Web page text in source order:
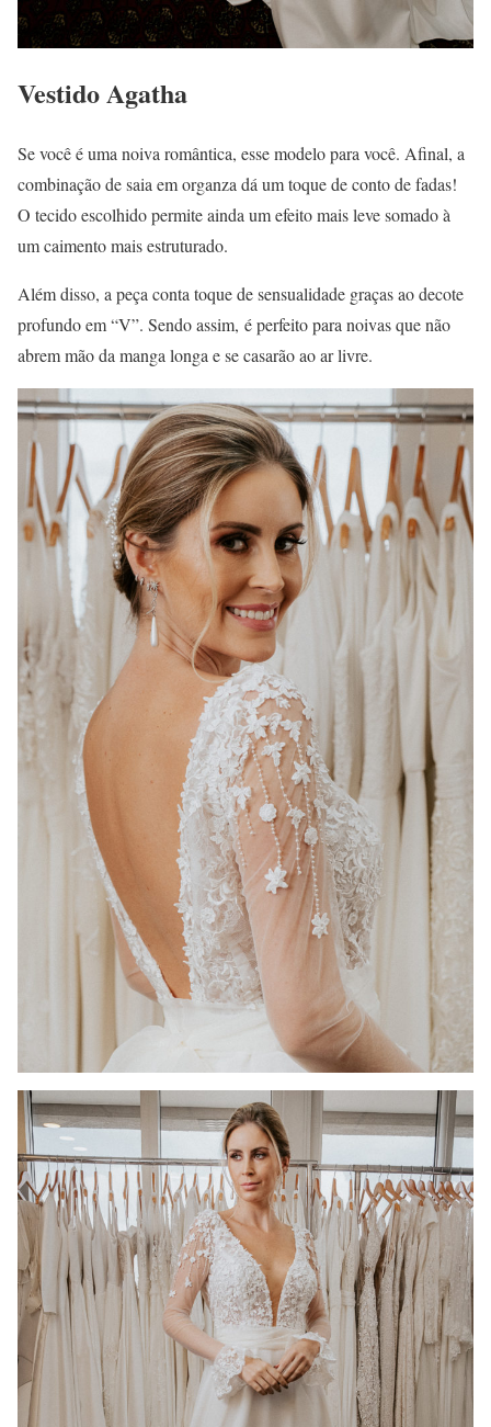
Vestido Agatha
Se você é uma noiva romântica, esse modelo para você. Afinal, a
combinação de saia em organza dá um toque de conto de fadas!
O tecido escolhido permite ainda um efeito mais leve somado à
um caimento mais estruturado.
Além disso, a peça conta toque de sensualidade graças ao decote
profundo em “V”. Sendo assim, é perfeito para noivas que não
abrem mão da manga longa e se casarão ao ar livre.